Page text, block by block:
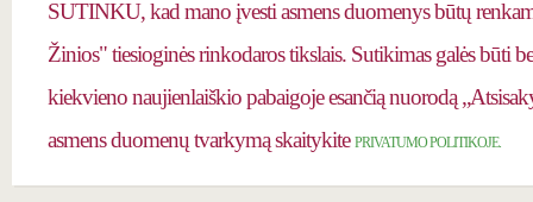
SUTINKU, kad mano įvesti asmens duomenys būtų
Žinios" tiesioginės rinkodaros tikslais. Sutikimas galės būti
kiekvieno naujienlaiškio pabaigoje esančią nuorodą
asmens duomenų tvarkymą skaitykite PRIVATUMO POLITIKOJE.